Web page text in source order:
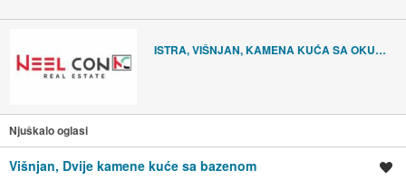
ISTRA, VIŠNJAN, KAMENA KUĆA SA OKUĆNICOM OD 360M2, #PRODAJA
Njuškalo oglasi
Višnjan, Dvije kamene kuće sa bazenom